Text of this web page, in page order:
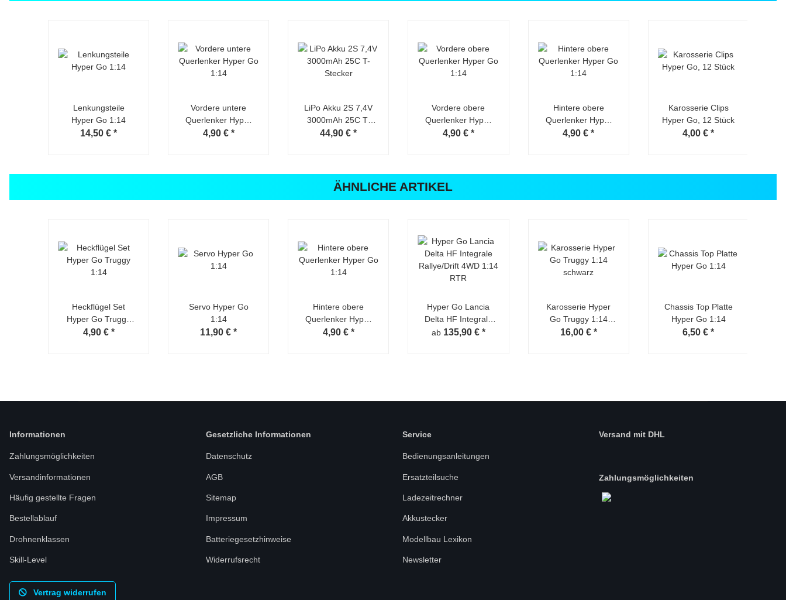
Lenkungsteile
Hyper Go 1:14
14,50 €*
Vordere untere
Querlenker Hyper
Go 1:14
4,90 € *
LiPo Akku 2S 7,4V
3000mAh 25C T-
Stecker
44,90 €*
Vordere obere
Querlenker Hyper
Go 1:14
4,90 € *
Hintere obere
Querlenker Hyper
Go 1:14
4,90 €*
Karosserie Clips
Hyper Go, 12 Stück
4,00 €*
ÄHNLICHE ARTIKEL
Heckflügel Set
Hyper Go Truggy
1:14
4,90 € *
Servo Hyper Go
1:14
11,90 €*
Hintere obere
Querlenker Hyper
Go 1:14
4,90 € *
Hyper Go Lancia
Delta HF Integrale
Rallye/Drift 4WD
ab 135,90 € *
Karosserie Hyper
Go Truggy 1:14
schwarz
16,00 € *
Chassis Top Platte
Hyper Go 1:14
6,50 €*
Informationen
Zahlungsmöglichkeiten
Versandinformationen
Häufig gestellte Fragen
Bestellablauf
Drohnenklassen
Skill-Level
Gesetzliche Informationen
Datenschutz
AGB
Sitemap
Impressum
Batteriegesetzhinweise
Widerrufsrecht
Service
Bedienungsanleitungen
Ersatzteilsuche
Ladezeitrechner
Akkustecker
Modellbau Lexikon
Newsletter
Versand mit DHL
Zahlungsmöglichkeiten
Vertrag widerrufen